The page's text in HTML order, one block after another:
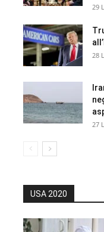
29
28
27
USA 2020